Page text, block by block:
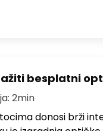
besplatni
2min
donosi brži